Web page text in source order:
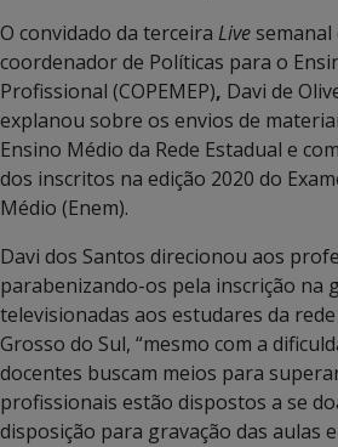
O convidado da terceira Livesemanal
coordenador de Políticas para o
Profissional (COPEMEP), Davi de
explanou sobre os envios de
Ensino Médio da Rede Estadual e
dos inscritos na edição 2020 do
Médio (Enem).
Davi dos Santos direcionou aos
parabenizando-os pela inscrição na
televisionadas aos estudares da
Grosso do Sul, “mesmo com a
docentes buscam meios para
profissionais estão dispostos a se
disposição para gravação das aulas